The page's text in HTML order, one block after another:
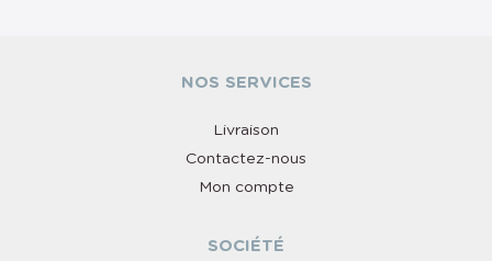
NOS SERVICES
Livraison
Contactez-nous
Mon compte
SOCIÉTÉ